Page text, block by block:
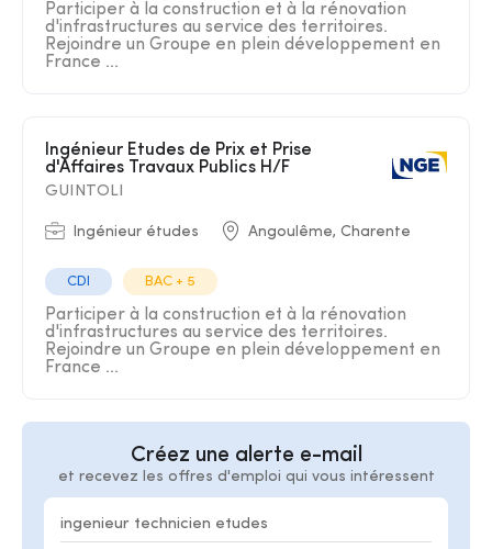
Participer à la construction et à la rénovation
d'infrastructures au service des territoires.
Rejoindre un Groupe en plein développement en
France ...
d'Affaires Travaux Publics H/F
GUINTOLI
Ingénieur études Angoulême, Charente
CDI BAC + 5
Participer à la construction et à la rénovation
d'infrastructures au service des territoires.
Rejoindre un Groupe en plein développement en
France ...
Créez une alerte e-mail
et recevez les offres d'emploi qui vous intéressent